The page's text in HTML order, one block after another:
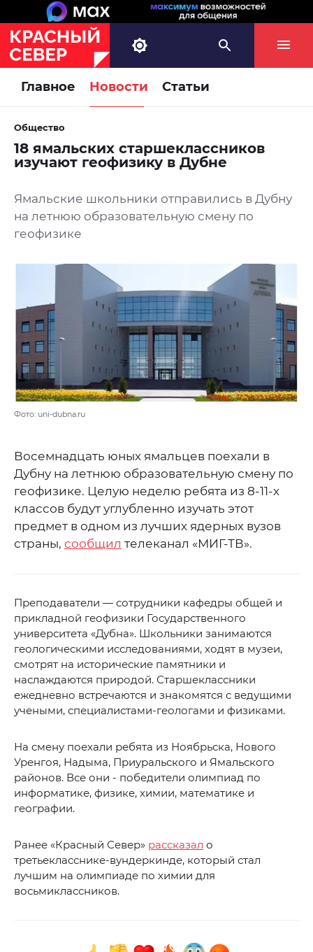
Главное Новости Статьи
Общество
18 ямальских старшеклассников
изучают геофизику в Дубне
Ямальские школьники отправились в Дубну
на летнюю образовательную смену по
геофизике
Фото: uni-dubna.ru
Восемнадцать юных ямальцев поехали в
Дубну на летнюю образовательную смену по
геофизике. Целую неделю ребята из 8-11-х
классов будут углубленно изучать этот
предмет в одном из лучших ядерных вузов
страны, сообщил телеканал «МИГ-ТВ».
Преподаватели — сотрудники кафедры общей и
прикладной геофизики Государственного
университета «Дубна». Школьники занимаются
геологическими исследованиями, ходят в музеи,
смотрят на исторические памятники и
наслаждаются природой. Старшеклассники
ежедневно встречаются и знакомятся с ведущими
учеными, специалистами-геологами и физиками.
На смену поехали ребята из Ноябрьска, Нового
Уренгоя, Надыма, Приуральского и Ямальского
районов. Все они - победители олимпиад по
информатике, физике, химии, математике и
географии.
Ранее «Красный Север» рассказал о
третьекласснике-вундеркинде, который стал
лучшим на олимпиаде по химии для
восьмиклассников.